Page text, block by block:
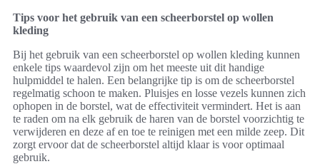
Tips voor het gebruik van een scheerborstel op wollen
kleding
Bij het gebruik van een scheerborstel op wollen kleding kunnen
enkele tips waardevol zijn om het meeste uit dit handige
hulpmiddel te halen. Een belangrijke tip is om de scheerborstel
regelmatig schoon te maken. Pluisjes en losse vezels kunnen zich
ophopen in de borstel, wat de effectiviteit vermindert. Het is aan
te raden om na elk gebruik de haren van de borstel voorzichtig te
verwijderen en deze af en toe te reinigen met een milde zeep. Dit
zorgt ervoor dat de scheerborstel altijd klaar is voor optimaal
gebruik.